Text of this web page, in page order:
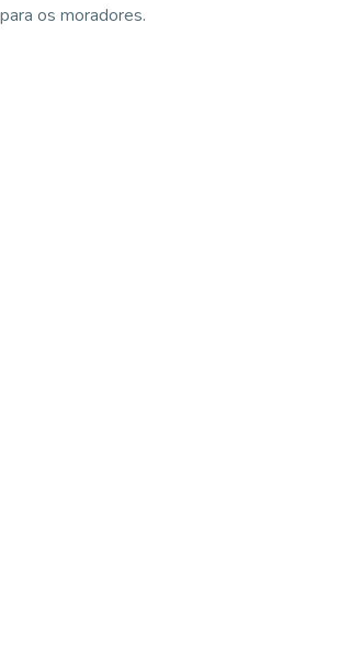
os moradores.